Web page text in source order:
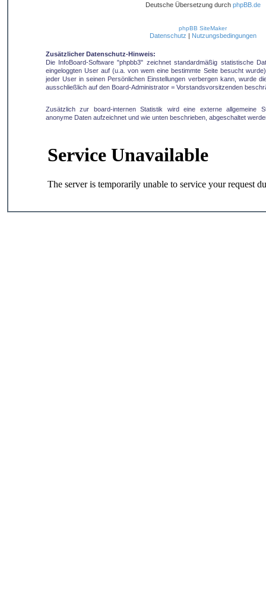
Deutsche Übersetzung durch phpBB.de
phpBB SiteMaker
Datenschutz | Nutzungsbedingungen
Zusätzlicher Datenschutz-Hinweis:
Die InfoBoard-Software "phpbb3" zeichnet standardmäßig statistische
eingeloggten User auf (u.a. von wem eine bestimmte Seite besucht
jeder User in seinen Persönlichen Einstellungen verbergen kann, wurde
ausschließlich auf den Board-Administrator = Vorstandsvorsitzenden
Zusätzlich zur board-internen Statistik wird eine externe allgemeine
anonyme Daten aufzeichnet und wie unten beschrieben, abgeschaltet